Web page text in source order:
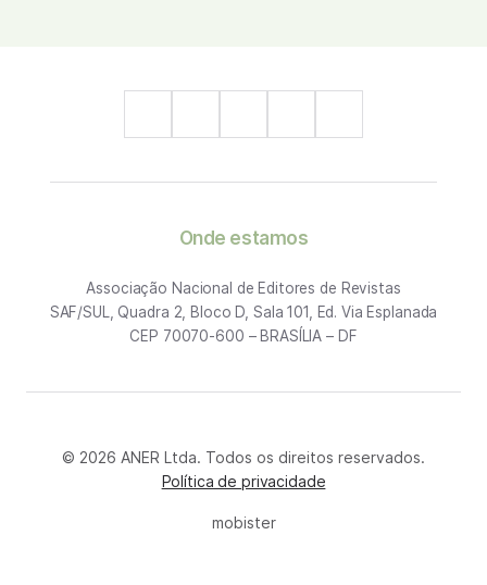
Onde estamos
Associação Nacional de Editores de Revistas
SAF/SUL, Quadra 2, Bloco D, Sala 101, Ed. Via Esplanada
CEP 70070-600 – BRASÍLIA – DF
© 2026 ANER Ltda. Todos os direitos reservados.
Política de privacidade
mobister